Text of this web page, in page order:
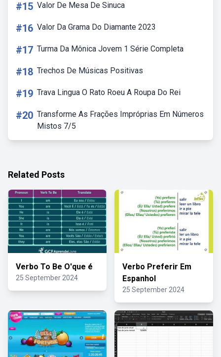
#15 Valor De Mesa De Sinuca
#16 Valor Da Grama Do Diamante 2023
#17 Turma Da Mônica Jovem 1 Série Completa
#18 Trechos De Músicas Positivas
#19 Trava Lingua O Rato Roeu A Roupa Do Rei
#20 Transforme As Frações Impróprias Em Números
Mistos 7/5
Related Posts
Verbo To Be O'que é
25 September 2024
Verbo Preferir Em
Espanhol
25 September 2024